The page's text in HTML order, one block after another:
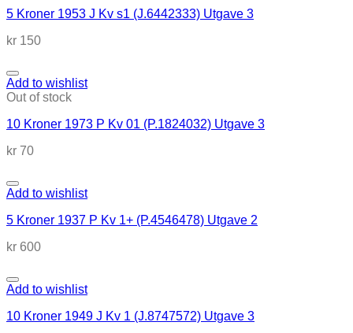
5 Kroner 1953 J Kv s1 (J.6442333) Utgave 3
kr 150
Add to wishlist
Out of stock
10 Kroner 1973 P Kv 01 (P.1824032) Utgave 3
kr 70
Add to wishlist
5 Kroner 1937 P Kv 1+ (P.4546478) Utgave 2
kr 600
Add to wishlist
10 Kroner 1949 J Kv 1 (J.8747572) Utgave 3